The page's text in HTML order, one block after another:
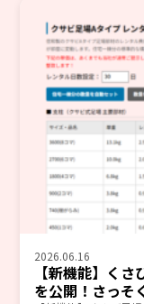
2026.06.16
【新機能】く
を公開！さっそ